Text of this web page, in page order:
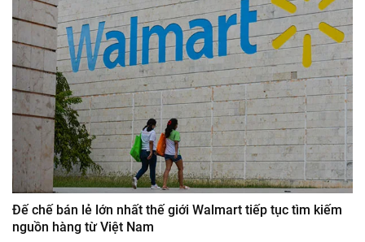
Đế chế bán lẻ lớn nhất thế giới Walmart tiếp tục tìm kiếm
nguồn hàng từ Việt Nam